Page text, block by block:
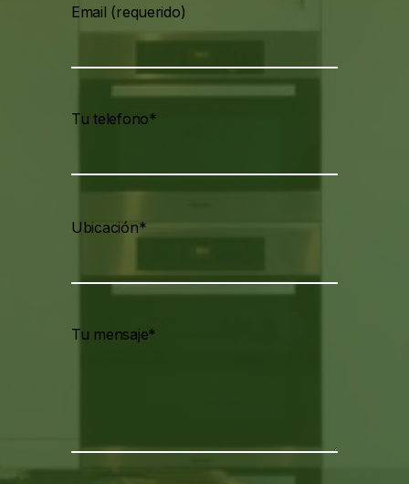
Email (requerido)
Tu telefono*
Ubicación*
Tu mensaje*